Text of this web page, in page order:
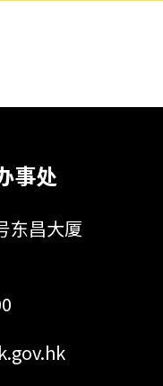
事处
东昌大厦